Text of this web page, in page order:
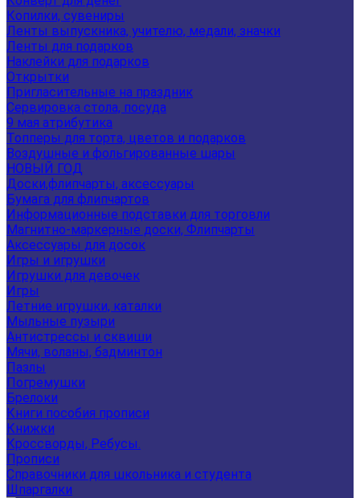
Копилки, сувениры
Ленты выпускника, учителю, медали, значки
Ленты для подарков
Наклейки для подарков
Открытки
Пригласительные на праздник
Сервировка стола, посуда
9 мая атрибутика
Топперы для торта, цветов и подарков
Воздушные и фольгированные шары
НОВЫЙ ГОД
Доски,флипчарты, аксессуары
Бумага для флипчартов
Информационные подставки для торговли
Магнитно-маркерные доски, Флипчарты
Аксессуары для досок
Игры и игрушки
Игрушки для девочек
Игры
Летние игрушки, каталки
Мыльные пузыри
Антистрессы и сквиши
Мячи, воланы, бадминтон
Пазлы
Погремушки
Брелоки
Книги пособия прописи
Книжки
Кроссворды, Ребусы.
Прописи
Справочники для школьника и студента
Шпаргалки